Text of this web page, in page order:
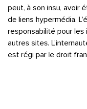
peut, à son insu, avoir
de liens hypermédia.
responsabilité pour
autres sites.
est régi par le droit